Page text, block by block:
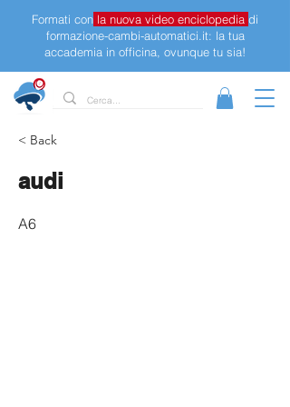
Formati con la nuova video enciclopedia di
formazione-cambi-automatici.it: la tua
accademia in officina, ovunque tu sia!
< Back
audi
A6